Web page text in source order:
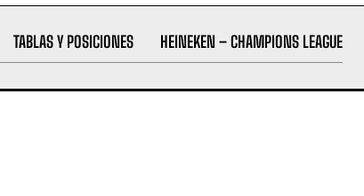
TABLAS Y POSICIONES HEINEKEN – CHAMPIONS LEAGUE